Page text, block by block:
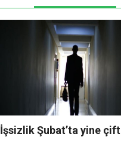
İşsizlik Şubat’ta yine